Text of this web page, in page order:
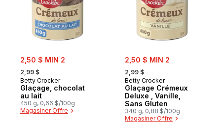
sale:
2,50 $ MIN 2
, formerly:
2,99 $
Betty Crocker
Glaçage, chocolat
au lait
450 g, 0,66 $/100g
Magasiner Offre
sale:
2,50 $ MIN 2
, formerly:
2,99 $
Betty Crocker
Glaçage Crémeux
Deluxe , Vanille,
Sans Gluten
340 g, 0,88 $/100g
Magasiner Offre